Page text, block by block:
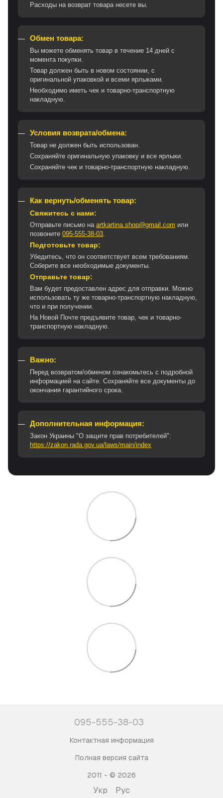
Расходы на возврат товара несете вы.
Обмен товара:
Вы можете обменять товар в течение 14 дней с
момента покупки.
Товар должен быть в новом состоянии, с
оригинальной упаковкой и всеми ярлыками.
Необходимо иметь чек и товарно-транспортную
накладную.
Условия возврата/обмена:
Товар не должен быть использован.
Сохраняйте оригинальную упаковку и все ярлыки.
Сохраняйте чек и товарно-транспортную накладную.
Как вернуть/обменять товар:
Свяжитесь с нами:
Отправьте письмо на artkartina.shop@gmail.com или
позвоните 095-555-38-03
Подготовьте товар:
Убедитесь, что он соответствует всем требованиям.
Соберите все необходимые документы.
Отправьте товар:
Вам будет предоставлен адрес для отправки. Можно
использовать ту же товарно-транспортную накладную,
что и при получении.
На Новой Почте предъявите товар, чек и товарно-
транспортную накладную.
Важно:
Перед возвратом/обменом ознакомьтесь с подробной
информацией на сайте. Сохраняйте все документы до
окончания гарантийного срока.
Дополнительная информация:
Закон Украины "О защите прав потребителей":
https://zakon.rada.gov.ua/laws/main/index
095-555-38-03
Контактная информация
Полная версия сайта
2011 - © 2026
Укр Рус